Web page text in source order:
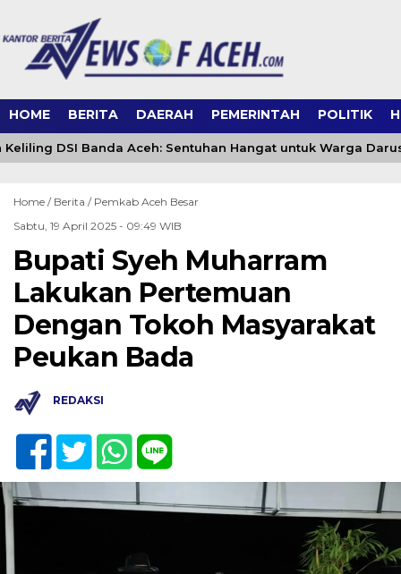
HOME BERITA DAERAH PEMERINTAH POLITIK
DSI Banda Aceh: Sentuhan Hangat untuk Warga
Home / Berita / Pemkab Aceh Besar
Sabtu, 19 April 2025 - 09:49 WIB
Bupati Syeh Muharram
Lakukan Pertemuan
Dengan Tokoh Masyarakat
Peukan Bada
REDAKSI